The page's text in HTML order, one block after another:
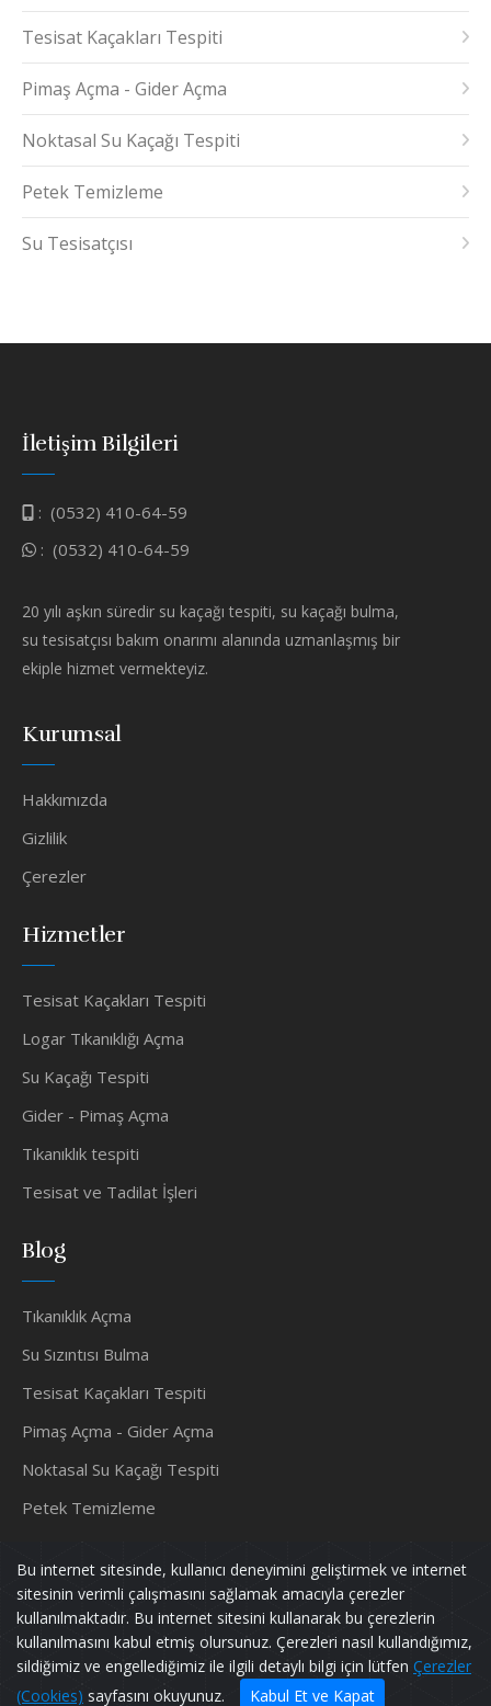
Bu internet sitesinde, kullanıcı deneyimini geliştirmek ve internet
sitesinin verimli çalışmasını sağlamak amacıyla çerezler
kullanılmaktadır. Bu internet sitesini kullanarak bu çerezlerin
kullanılmasını kabul etmiş olursunuz. Çerezleri nasıl kullandığımız,
sildiğimiz ve engellediğimiz ile ilgili detaylı bilgi için lütfen Çerezler
(Cookies) sayfasını okuyunuz. Kabul Et ve Kapat
Tesisat Kaçakları Tespiti
Pimaş Açma - Gider Açma
Noktasal Su Kaçağı Tespiti
Petek Temizleme
Su Tesisatçısı
İletişim Bilgileri
: (0532) 410-64-59
: (0532) 410-64-59
20 yılı aşkın süredir su kaçağı tespiti, su kaçağı bulma,
su tesisatçısı bakım onarımı alanında uzmanlaşmış bir
ekiple hizmet vermekteyiz.
Kurumsal
Hakkımızda
Gizlilik
Çerezler
Hizmetler
Tesisat Kaçakları Tespiti
Logar Tıkanıklığı Açma
Su Kaçağı Tespiti
Gider - Pimaş Açma
Tıkanıklık tespiti
Tesisat ve Tadilat İşleri
Blog
Tıkanıklık Açma
Su Sızıntısı Bulma
Tesisat Kaçakları Tespiti
Pimaş Açma - Gider Açma
Noktasal Su Kaçağı Tespiti
Petek Temizleme
Murat TESİSAT Tüm Hakları Saklıdır.
Powered bypif128